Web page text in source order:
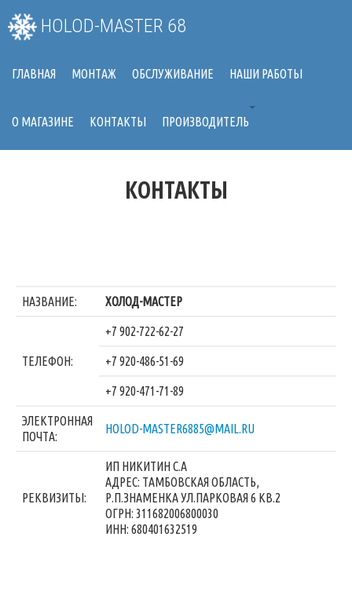
HOLOD-MASTER 68
ГЛАВНАЯ МОНТАЖ ОБСЛУЖИВАНИЕ НАШИ РАБОТЫ
О МАГАЗИНЕ КОНТАКТЫ ПРОИЗВОДИТЕЛЬ
КОНТАКТЫ
НАЗВАНИЕ: ХОЛОД-МАСТЕР
ТЕЛЕФОН:
+7 902-722-62-27
+7 920-486-51-69
+7 920-471-71-89
ЭЛЕКТРОННАЯ
ПОЧТА:
HOLOD-MASTER6885@MAIL.RU
РЕКВИЗИТЫ:
ИП НИКИТИН С.А
АДРЕС: ТАМБОВСКАЯ ОБЛАСТЬ,
Р.П.ЗНАМЕНКА УЛ.ПАРКОВАЯ 6 КВ.2
ОГРН: 311682006800030
ИНН: 680401632519